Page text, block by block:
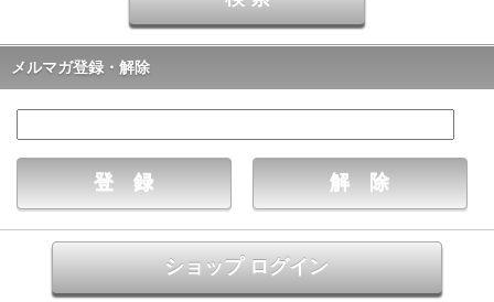
メルマガ登録・解除
ショップ ログイン